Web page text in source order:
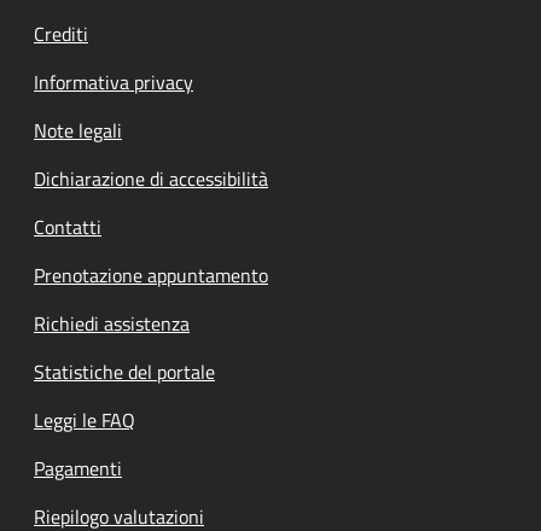
Crediti
Informativa privacy
Note legali
Dichiarazione di accessibilità
Contatti
Prenotazione appuntamento
Richiedi assistenza
Statistiche del portale
Leggi le FAQ
Pagamenti
Riepilogo valutazioni